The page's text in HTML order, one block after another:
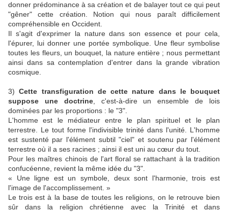
donner prédominance à sa création et de balayer tout ce qui peut
"gêner" cette création. Notion qui nous paraît difficilement
compréhensible en Occident.
Il s'agit d'exprimer la nature dans son essence et pour cela,
l'épurer, lui donner une portée symbolique. Une fleur symbolise
toutes les fleurs, un bouquet, la nature entière ; nous permettant
ainsi dans sa contemplation d'entrer dans la grande vibration
cosmique.
3)Cette transfiguration de cette nature dans le bouquet
suppose une doctrine, c'est-à-dire un ensemble de lois
dominées par les proportions : le "3".
L'homme est le médiateur entre le plan spirituel et le plan
terrestre. Le tout forme l'indivisible trinité dans l'unité. L'homme
est sustenté par l'élément subtil "ciel" et soutenu par l'élément
terrestre où il a ses racines ; ainsi il est uni au cœur du tout.
Pour les maîtres chinois de l'art floral se rattachant à la tradition
confucéenne, revient la même idée du "3".
« Une ligne est un symbole, deux sont l'harmonie, trois est
l'image de l'accomplissement. »
Le trois est à la base de toutes les religions, on le retrouve bien
sûr dans la religion chrétienne avec la Trinité et dans